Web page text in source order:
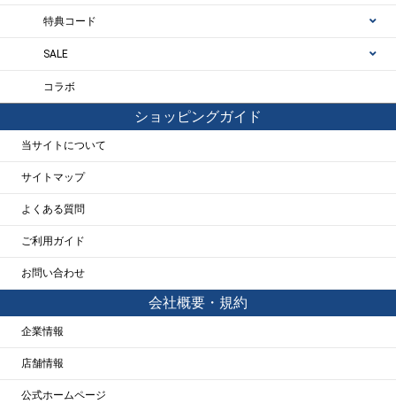
特典コード
SALE
コラボ
ショッピングガイド
当サイトについて
サイトマップ
よくある質問
ご利用ガイド
お問い合わせ
会社概要・規約
企業情報
店舗情報
公式ホームページ